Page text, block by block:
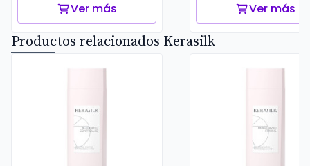
Ver más Ver más
Productos relacionados Kerasilk